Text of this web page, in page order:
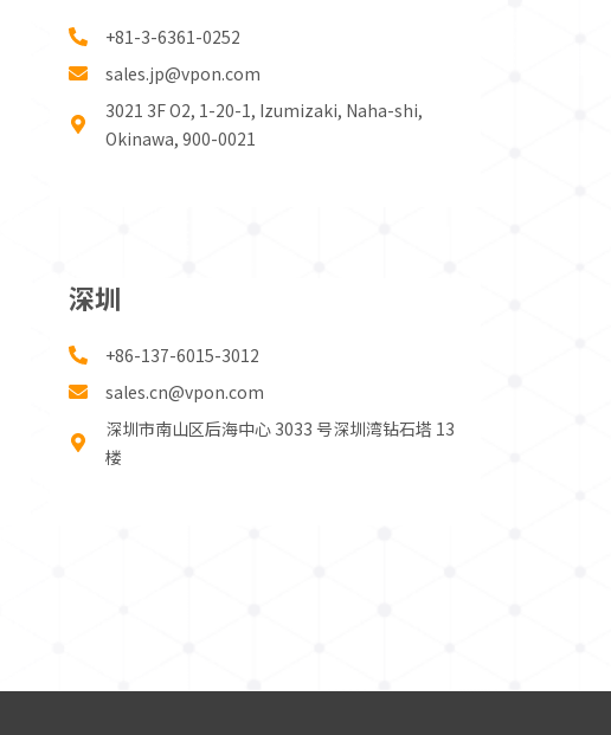
+81-3-6361-0252
sales.jp@vpon.com
3021 3F O2, 1-20-1, Izumizaki, Naha-shi,
Okinawa, 900-0021
深圳
+86-137-6015-3012
sales.cn@vpon.com
深圳市南山区后海中心 3033 号深圳湾钻石塔 13
楼